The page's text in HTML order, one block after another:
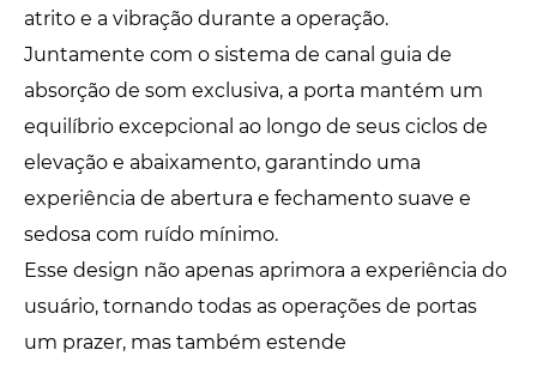
atrito e a vibração durante a operação.
Juntamente com o sistema de canal guia de
absorção de som exclusiva, a porta mantém um
equilíbrio excepcional ao longo de seus ciclos de
elevação e abaixamento, garantindo uma
experiência de abertura e fechamento suave e
sedosa com ruído mínimo.
Esse design não apenas aprimora a experiência do
usuário, tornando todas as operações de portas
um prazer, mas também estende